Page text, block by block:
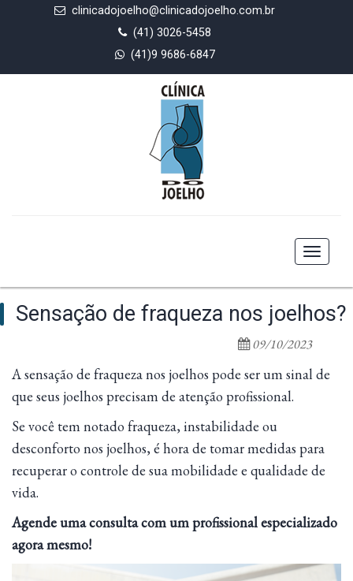
clinicadojoelho@clinicadojoelho.com.br
(41) 3026-5458
(41)9 9686-6847
Toggle
Sensação de fraqueza nos joelhos?
09/10/2023
A sensação de fraqueza nos joelhos pode ser um sinal de
que seus joelhos precisam de atenção profissional.
Se você tem notado fraqueza, instabilidade ou
desconforto nos joelhos, é hora de tomar medidas para
recuperar o controle de sua mobilidade e qualidade de
vida.
Agende uma consulta com um profissional especializado
agora mesmo!